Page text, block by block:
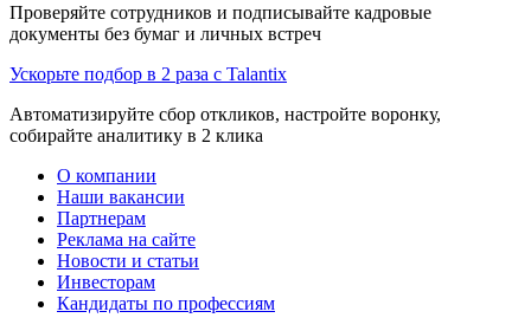
Проверяйте сотрудников и подписывайте кадровые
документы без бумаг и личных встреч
Ускорьте подбор в 2 раза с Talantix
Автоматизируйте сбор откликов, настройте воронку,
собирайте аналитику в 2 клика
О компании
Наши вакансии
Партнерам
Реклама на сайте
Новости и статьи
Инвесторам
Кандидаты по профессиям